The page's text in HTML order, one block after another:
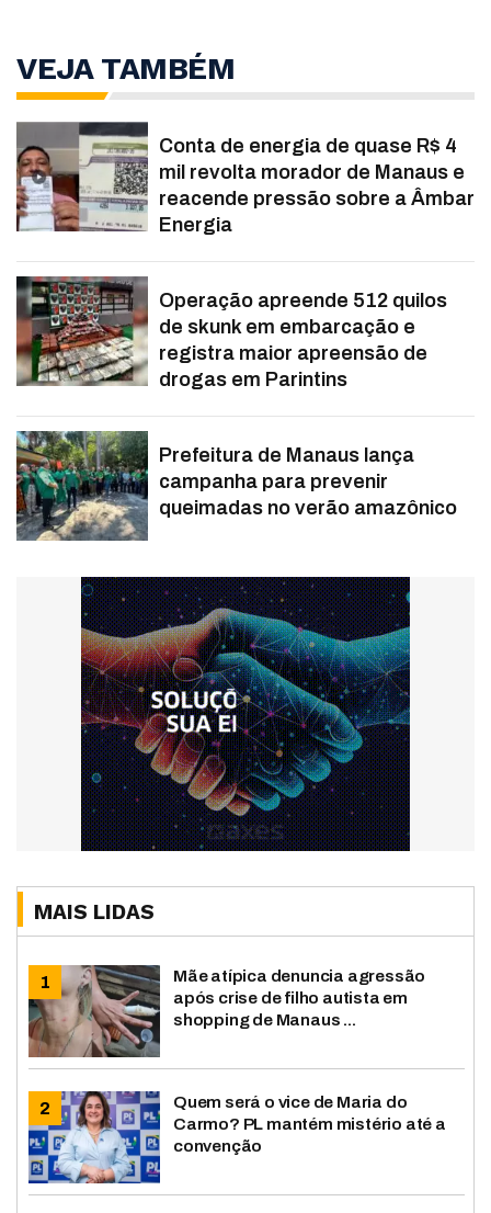
VEJA TAMBÉM
Conta de energia de quase R$ 4
mil revolta morador de Manaus e
reacende pressão sobre a Âmbar
Energia
Operação apreende 512 quilos
de skunk em embarcação e
registra maior apreensão de
drogas em Parintins
Prefeitura de Manaus lança
campanha para prevenir
queimadas no verão amazônico
MAIS LIDAS
Mãe atípica denuncia agressão
após crise de filho autista em
shopping de Manaus ...
Quem será o vice de Maria do
Carmo? PL mantém mistério até a
convenção